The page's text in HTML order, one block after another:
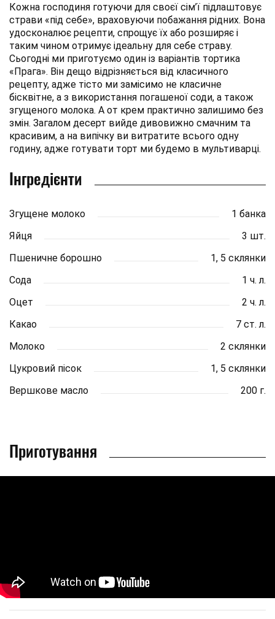
Кожна господиня готуючи для своєї сім’ї підлаштовує
страви «під себе», враховуючи побажання рідних. Вона
удосконалює рецепти, спрощує їх або розширяє і
таким чином отримує ідеальну для себе страву.
Сьогодні ми приготуємо один із варіантів тортика
«Прага». Він дещо відрізняється від класичного
рецепту, адже тісто ми замісимо не класичне
бісквітне, а з використання погашеної соди, а також
згущеного молока. А от крем практично залишимо без
змін. Загалом десерт вийде дивовижно смачним та
красивим, а на випічку ви витратите всього одну
годину, адже готувати торт ми будемо в мультиварці.
Інгредієнти
Згущене молоко
1 банка
Яйця
3 шт.
Пшеничне борошно
1, 5 склянки
Сода
1 ч. л.
Оцет
2 ч. л.
Какао
7 ст. л.
Молоко
2 склянки
Цукровий пісок
1, 5 склянки
Вершкове масло
200 г.
Приготування